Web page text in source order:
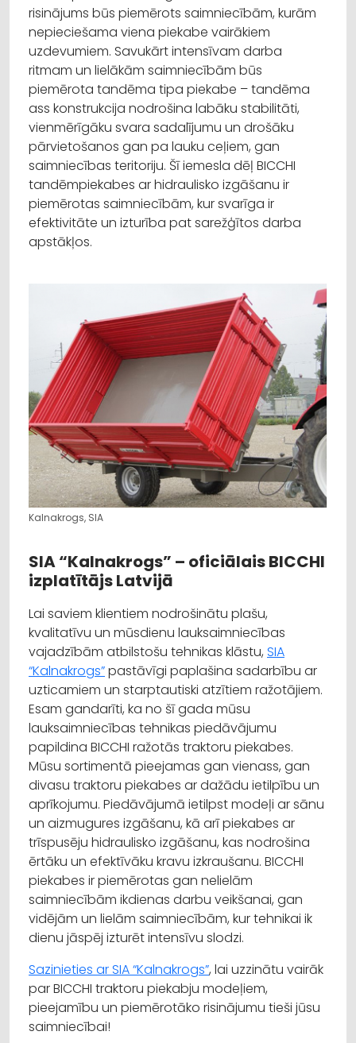
risinājums būs piemērots saimniecībām, kurām
nepieciešama viena piekabe vairākiem
uzdevumiem. Savukārt intensīvam darba
ritmam un lielākām saimniecībām būs
piemērota tandēma tipa piekabe – tandēma
ass konstrukcija nodrošina labāku stabilitāti,
vienmērīgāku svara sadalījumu un drošāku
pārvietošanos gan pa lauku ceļiem, gan
saimniecības teritoriju. Šī iemesla dēļ BICCHI
tandēmpiekabes ar hidraulisko izgāšanu ir
piemērotas saimniecībām, kur svarīga ir
efektivitāte un izturība pat sarežģītos darba
apstākļos.
Kalnakrogs, SIA
SIA “Kalnakrogs” – oficiālais BICCHI
izplatītājs Latvijā
Lai saviem klientiem nodrošinātu plašu,
kvalitatīvu un mūsdienu lauksaimniecības
vajadzībām atbilstošu tehnikas klāstu, SIA
“Kalnakrogs”pastāvīgi paplašina sadarbību ar
uzticamiem un starptautiski atzītiem ražotājiem.
Esam gandarīti, ka no šī gada mūsu
lauksaimniecības tehnikas piedāvājumu
papildina BICCHI ražotās traktoru piekabes.
Mūsu sortimentā pieejamas gan vienass, gan
divasu traktoru piekabes ar dažādu ietilpību un
aprīkojumu. Piedāvājumā ietilpst modeļi ar sānu
un aizmugures izgāšanu, kā arī piekabes ar
trīspusēju hidraulisko izgāšanu, kas nodrošina
ērtāku un efektīvāku kravu izkraušanu. BICCHI
piekabes ir piemērotas gan nelielām
saimniecībām ikdienas darbu veikšanai, gan
vidējām un lielām saimniecībām, kur tehnikai ik
dienu jāspēj izturēt intensīvu slodzi.
Sazinieties ar SIA “Kalnakrogs”, lai uzzinātu vairāk
par BICCHI traktoru piekabju modeļiem,
pieejamību un piemērotāko risinājumu tieši jūsu
saimniecībai!